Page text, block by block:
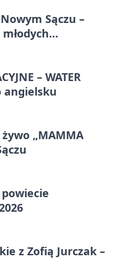
Sączu –
– WATER
angielsku
„MAMMA
powiecie
z Zofią Jurczak –